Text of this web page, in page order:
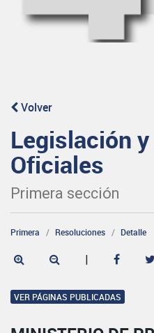
Volver
Legislación
Oficiales
Primera sección
Primera Resoluciones Detalle
|
VER PÁGINAS PUBLICADAS